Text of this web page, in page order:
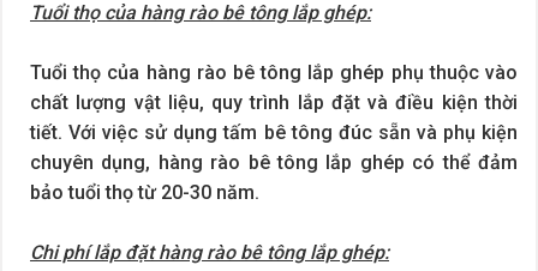
Tuổi thọ của hàng rào bê tông lắp ghép:
Tuổi thọ của hàng rào bê tông lắp ghép phụ thuộc vào
chất lượng vật liệu, quy trình lắp đặt và điều kiện thời
tiết. Với việc sử dụng tấm bê tông đúc sẵn và phụ kiện
chuyên dụng, hàng rào bê tông lắp ghép có thể đảm
bảo tuổi thọ từ 20-30 năm.
Chi phí lắp đặt hàng rào bê tông lắp ghép: